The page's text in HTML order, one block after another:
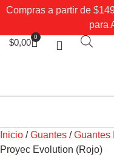
Compras a partir de
para
$0,00
0
Inicio /Guantes /Guantes
Proyec Evolution (Rojo)